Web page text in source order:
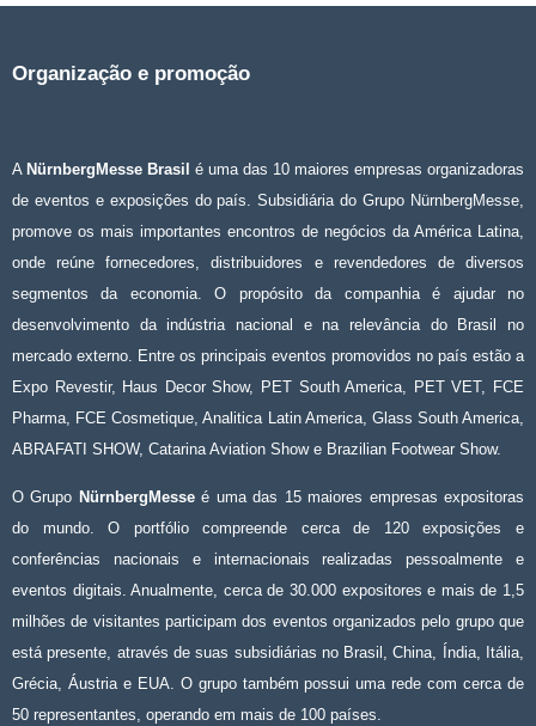
Organização e promoção
A NürnbergMesse Brasil é uma das 10 maiores empresas organizadoras
de eventos e exposições do país. Subsidiária do Grupo NürnbergMesse,
promove os mais importantes encontros de negócios da América Latina,
onde reúne fornecedores, distribuidores e revendedores de diversos
segmentos da economia. O propósito da companhia é ajudar no
desenvolvimento da indústria nacional e na relevância do Brasil no
mercado externo. Entre os principais eventos promovidos no país estão a
Expo Revestir, Haus Decor Show, PET South America, PET VET, FCE
Pharma, FCE Cosmetique, Analitica Latin America, Glass South America,
ABRAFATI SHOW, Catarina Aviation Show e Brazilian Footwear Show.
O Grupo NürnbergMesseé uma das 15 maiores empresas expositoras
do mundo. O portfólio compreende cerca de 120 exposições e
conferências nacionais e internacionais realizadas pessoalmente e
eventos digitais. Anualmente, cerca de 30.000 expositores e mais de 1,5
milhões de visitantes participam dos eventos organizados pelo grupo que
está presente, através de suas subsidiárias no Brasil, China, Índia, Itália,
Grécia, Áustria e EUA. O grupo também possui uma rede com cerca de
50 representantes, operando em mais de 100 países.